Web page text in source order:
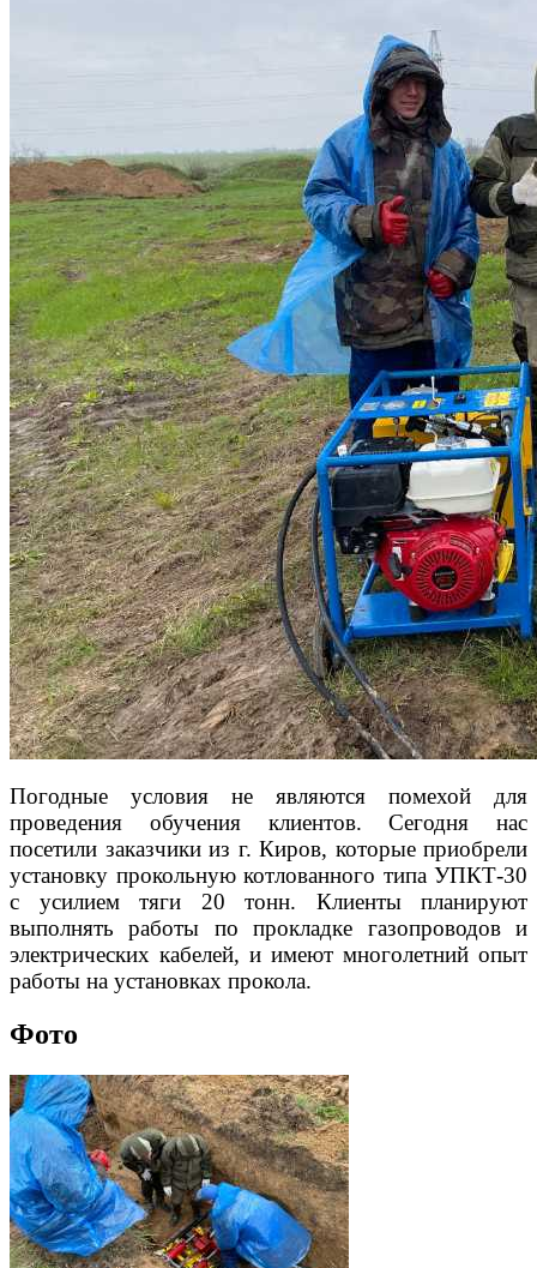
Погодные условия не являются помехой для
проведения обучения клиентов. Сегодня нас
посетили заказчики из г. Киров, которые приобрели
установку прокольную котлованного типа УПКТ-30
с усилием тяги 20 тонн. Клиенты планируют
выполнять работы по прокладке газопроводов и
электрических кабелей, и имеют многолетний опыт
работы на установках прокола.
Фото